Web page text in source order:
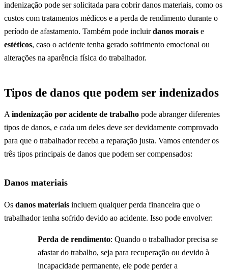
indenização pode ser solicitada para cobrir danos materiais, como os
custos com tratamentos médicos e a perda de rendimento durante o
período de afastamento. Também pode incluirdanos morais e
estéticos, caso o acidente tenha gerado sofrimento emocional ou
alterações na aparência física do trabalhador.
Tipos de danos que podem ser indenizados
A indenização por acidente de trabalho pode abranger diferentes
tipos de danos, e cada um deles deve ser devidamente comprovado
para que o trabalhador receba a reparação justa. Vamos entender os
três tipos principais de danos que podem ser compensados:
Danos materiais
Os danos materiais incluem qualquer perda financeira que o
trabalhador tenha sofrido devido ao acidente. Isso pode envolver:
Perda de rendimento: Quando o trabalhador precisa se
afastar do trabalho, seja para recuperação ou devido à
incapacidade permanente, ele pode perder a